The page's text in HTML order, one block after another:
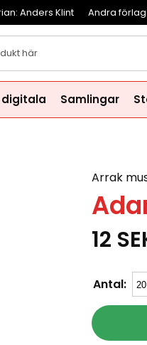
Anders Klint Andra förlag
digitala Samlingar
Arrak
12
Antal: